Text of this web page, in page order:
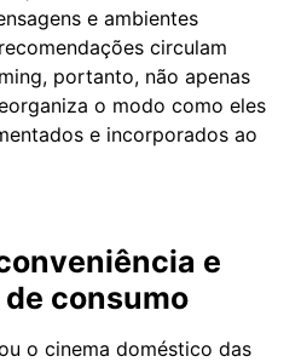
e ambientes
circulam
portanto, não apenas
o modo como eles
e incorporados ao
e
consumo
o cinema doméstico das